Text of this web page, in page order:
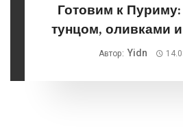
Готовим к
тунцом, оливками
Автор: Yidn